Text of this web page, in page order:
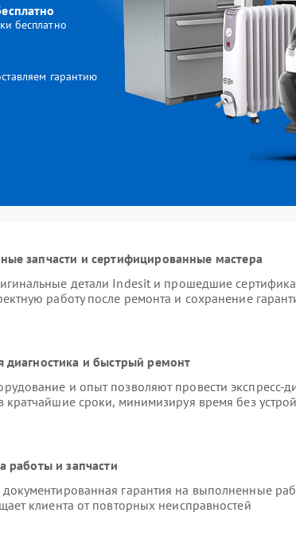
бесплатно
гарантию
запчасти и сертифицированные мастера
детали Indesit и прошедшие
работу после ремонта и сохранение
диагностика и быстрый ремонт
и опыт позволяют провести экспресс-
кратчайшие сроки, минимизируя время без
работы и запчасти
документированная гарантия на выполненные
клиента от повторных неисправностей